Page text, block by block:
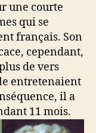
une courte
qui se
français. Son
cependant,
de vers
entretenaient
il a
11 mois.